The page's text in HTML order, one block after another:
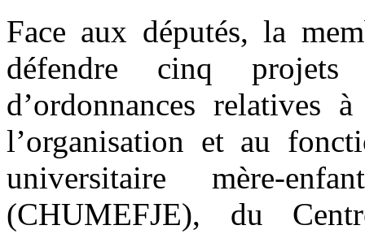
Face aux députés, la
défendre cinq
d’ordonnances relatives
l’organisation et au
universitaire mère-
(CHUMEFJE), du